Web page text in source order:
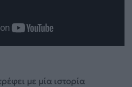
με μία ιστορία